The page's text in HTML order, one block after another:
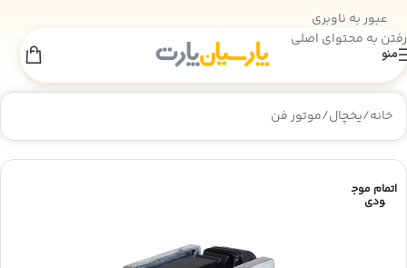
عبور به ناوبری
رفتن به محتوای اصلی
اطلاعیه انبارگردانی
به‌دلیل انجام عملیات انبارگردانی، فروش سایت
تا 18 مرداد
×
منو
خانه/یخچال/موتور فن
اتمام موج
ودی